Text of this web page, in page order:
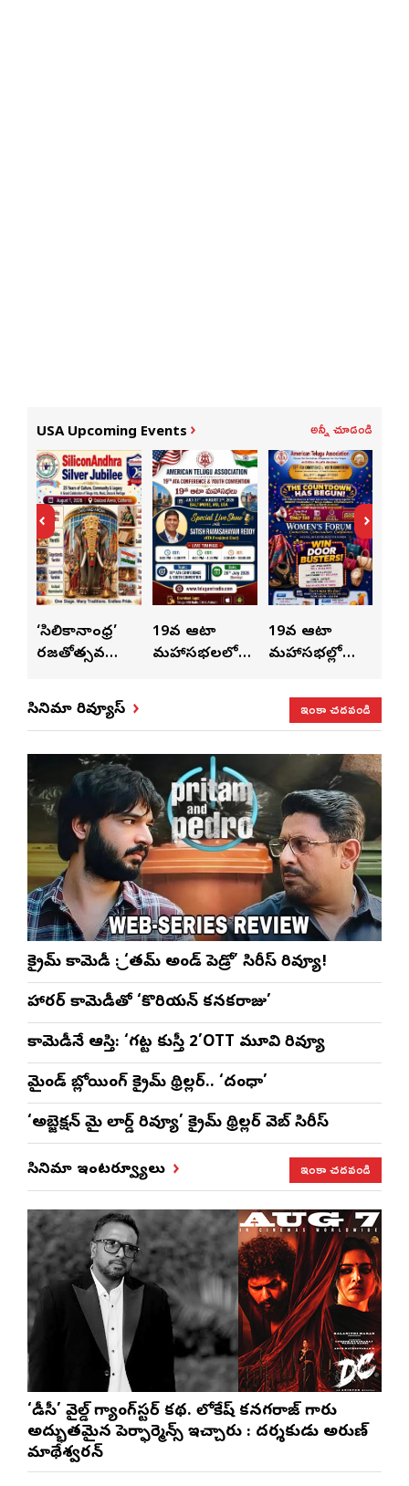
USA Upcoming Events అన్నీ చూడండి
‘సిలికానాంధ్ర’
రజతోత్సవ
కుంభ హారతి
ప్రత్యేకం
19వ ఆటా
మహాసభలలో
19వ ఆటా
మహాసభల్లో
ప్రత్యేకంగా
‘ఉమెన్స్ ఫోరమ్’
సినిమా రివ్యూస్ ఇంకా చదవండి
క్రైమ్ కామెడీ : ‘ప్రీతమ్ అండ్ పెడ్రో’ సిరీస్ రివ్యూ!
హారర్ కామెడీతో ‘కొరియన్ కనకరాజు’
కామెడీనే ఆస్తి: ‘గట్ట కుస్తీ 2’OTT మూవి రివ్యూ
మైండ్ బ్లోయింగ్ క్రైమ్ థ్రిల్లర్.. ‘దంధా’
‘అబ్జెక్ష‌న్ మై లార్డ్ రివ్యూ’ క్రైమ్ థ్రిల్ల‌ర్ వెబ్ సిరీస్
సినిమా ఇంటర్వ్యూలు ఇంకా చదవండి
‘డీసీ’ వైల్డ్ గ్యాంగ్‌స్టర్ కథ. లోకేష్ కనగరాజ్ గారు
అద్భుతమైన పెర్ఫార్మెన్స్ ఇచ్చారు : దర్శకుడు అరుణ్
మాథేశ్వరన్